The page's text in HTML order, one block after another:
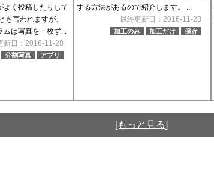
よく投稿したりして
も言われますが、
ムは写真を一枚ず...
新日：2016-11-28
分割写真 アプリ
する方法があるので紹介します。 ...
最終更新日：2016-11-28
加工のみ 加工だけ 保存
[もっと見る]